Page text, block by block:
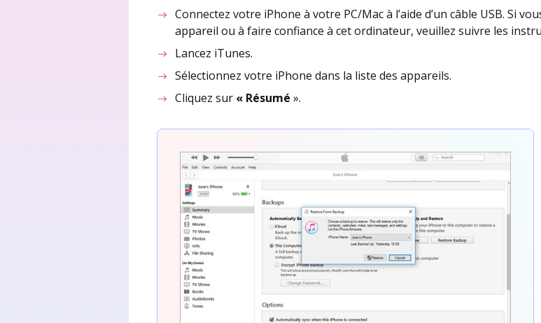
Connectez votre iPhone à votre PC/Mac à l’aide d’un câble USB. Si
appareil ou à faire confiance à cet ordinateur, veuillez suivre les
Lancez iTunes.
Sélectionnez votre iPhone dans la liste des appareils.
Cliquez sur « Résumé ».